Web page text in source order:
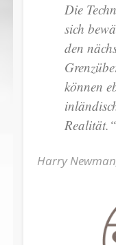
Die
sich
den
können
Realität.“
Harry